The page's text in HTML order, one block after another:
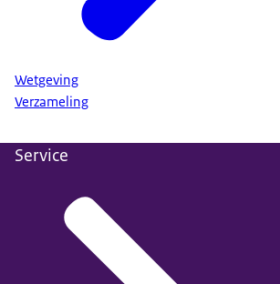
Wetgeving
Verzameling
Service